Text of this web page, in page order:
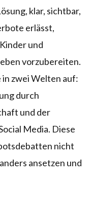
klar, sichtbar,
erlässt,
und
vorzubereiten.
zwei Welten auf:
durch
und der
Media. Diese
nicht
ansetzen und